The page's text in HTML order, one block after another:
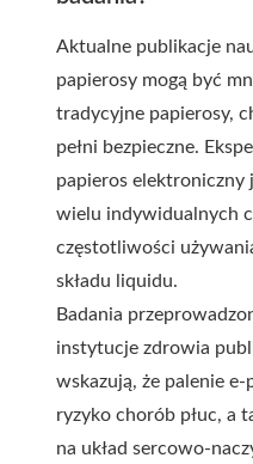
Aktualne publikacje
papierosy mogą być
tradycyjne papierosy,
pełni bezpieczne.
papieros elektroniczny
wielu indywidualnych
częstotliwości
składu liquidu.
Badania
instytucje zdrowia
wskazują, że palenie
ryzyko chorób płuc, a
na układ sercowo-